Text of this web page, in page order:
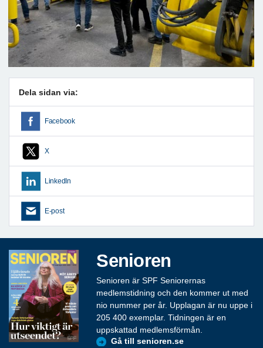
Dela sidan via:
Facebook
X
LinkedIn
E-post
Senioren
Senioren är SPF Seniorernas
medlemstidning och den kommer ut med
nio nummer per år. Upplagan är nu uppe i
205 400 exemplar. Tidningen är en
uppskattad medlemsförmån.
Gå till senioren.se